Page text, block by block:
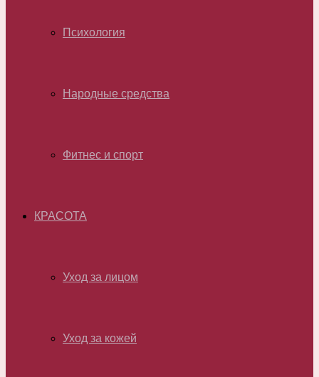
Психология
Народные средства
Фитнес и спорт
КРАСОТА
Уход за лицом
Уход за кожей